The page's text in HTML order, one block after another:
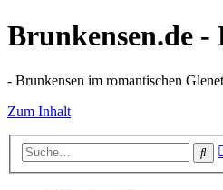
Brunkensen.de -
- Brunkensen im romantischen
Zum Inhalt